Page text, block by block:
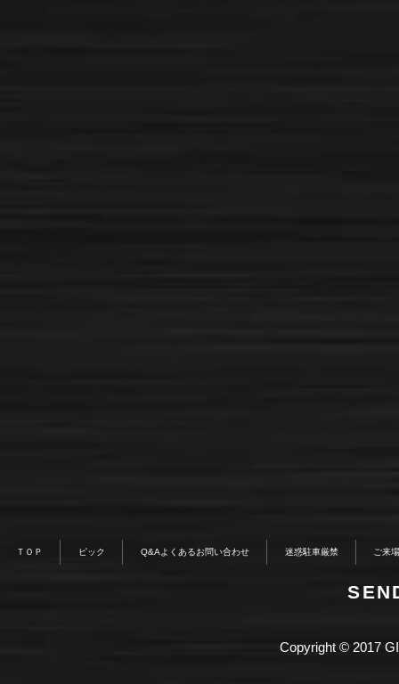
ＴＯＰ ピック Q&Aよくあるお問い合わせ 迷惑駐車厳禁 ご来
Copyright © 2017